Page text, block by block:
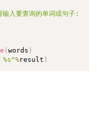
输入要查询的单词或句子:
(words )
%s"%result )